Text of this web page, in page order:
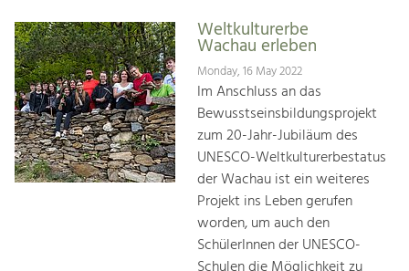
Weltkulturerbe
Wachau erleben
Monday, 16 May 2022
Im Anschluss an das
Bewusstseinsbildungsprojekt
zum 20-Jahr-Jubiläum des
UNESCO-Weltkulturerbestatus
der Wachau ist ein weiteres
Projekt ins Leben gerufen
worden, um auch den
SchülerInnen der UNESCO-